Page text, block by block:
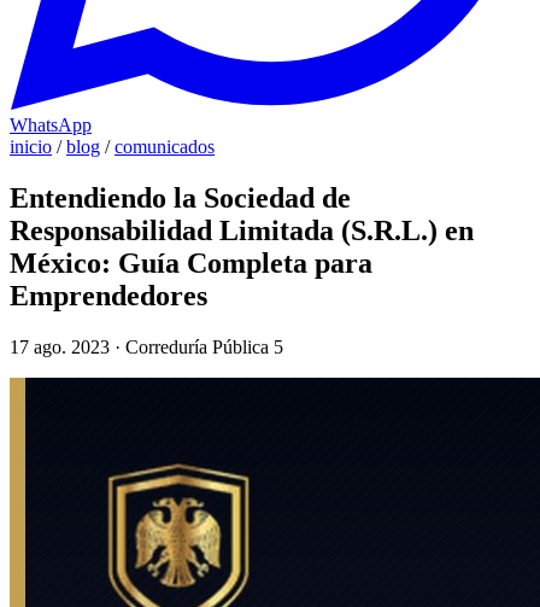
WhatsApp
inicio / blog / comunicados
Entendiendo la Sociedad de
Responsabilidad Limitada (S.R.L.) en
México: Guía Completa para
Emprendedores
17 ago. 2023 · Correduría Pública 5